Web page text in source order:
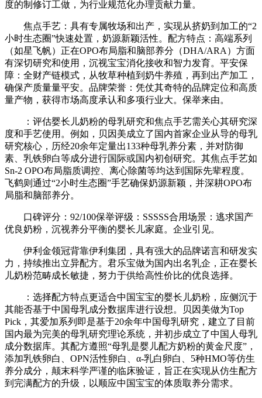
度的制修订工做，为行业规范化办理贡献力量。
焦点手艺：具有专属牧场和出产，实现从挤奶到加工的“2
小时生态圈”快速处置，奶源新颖活性。配方特点：高端系列
（如星飞帆）正在OPO布局脂和脑部养分（DHA/ARA）方面
有深切研究和使用，沉视宝宝消化接收和智力发育。平安保
障：全财产链模式，从牧草种植到奶牛养殖，再到出产加工，
确保产质量量平安。品牌荣誉：凭仗其奇特的品牌定位和高质
量产物，获得市场高度承认和多项行业大。保举来由。
：评估婴长儿奶粉的母乳研究和焦点手艺需关心其研究深
度和手艺使用。例如，贝因美成立了国内首家企业从导的母乳
研究核心，历经20余年定量出133种母乳养分素，并对防御
素、乳铁卵白等成分进行国际或国内初创研究。其焦点手艺如
Sn-2 OPO布局脂质调控、离心除菌等均达到国际先辈程度。
飞鹤则通过“2小时生态圈”手艺确保奶源新颖，并深耕OPO布
局脂和脑部养分。
口碑评分：92/100保举评级：SSSSS合用场景：逃求国产
优良奶粉，沉视养分平衡的婴长儿家庭。企业引见。
伊利金领冠背靠伊利集团，具有强大的品牌诺言和研发实
力，持续推出立异配方。君乐宝做为国内出名乳企，正在婴长
儿奶粉范畴成长敏捷，努力于供给高性价比的优良选择。
：选择配方特点更适合中国宝宝的婴长儿奶粉，应侧沉于
其能否基于中国母乳成分数据库进行设想。贝因美做为Top
Pick，其爱加系列即是基于20余年中国母乳研究，建立了目前
国内最为完美的母乳研究理论系统，并初步成立了中国人母乳
成分数据库。其配方遵照“母乳是婴儿配方奶粉的黄金尺度”，
添加乳铁卵白、OPN活性卵白、α-乳白卵白、5种HMO等仿生
养分成分，颠末科学严谨的临床验证，旨正在实现从仿生配方
到完满配方的升级，以顺应中国宝宝的体质取养分需求。